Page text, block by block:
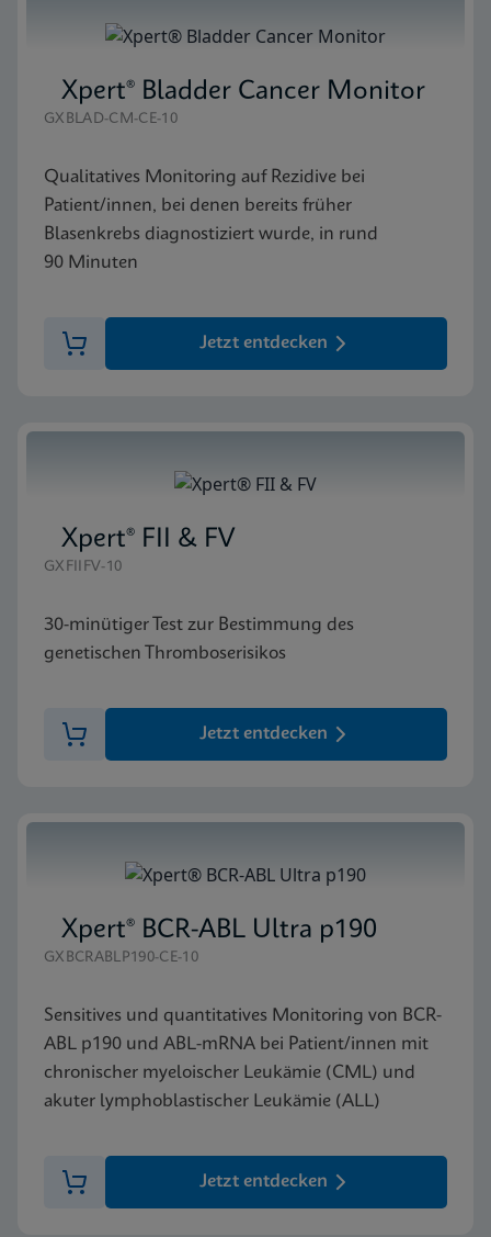
Xpert® Bladder Cancer Monitor
GXBLAD-CM-CE-10
Qualitatives Monitoring auf Rezidive bei
Patient/innen, bei denen bereits früher
Blasenkrebs diagnostiziert wurde, in rund
90 Minuten
Jetzt entdecken
Xpert® FII & FV
GXFIIFV-10
30-minütiger Test zur Bestimmung des
genetischen Thromboserisikos
Jetzt entdecken
Xpert® BCR-ABL Ultra p190
GXBCRABLP190-CE-10
Sensitives und quantitatives Monitoring von BCR-
ABL p190 und ABL-mRNA bei Patient/innen mit
chronischer myeloischer Leukämie (CML) und
akuter lymphoblastischer Leukämie (ALL)
Jetzt entdecken